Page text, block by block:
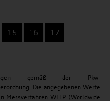
15 16 17
gemäß der Pkw-
Die angegebenen Werte
Messverfahren WLTP (Worldwide